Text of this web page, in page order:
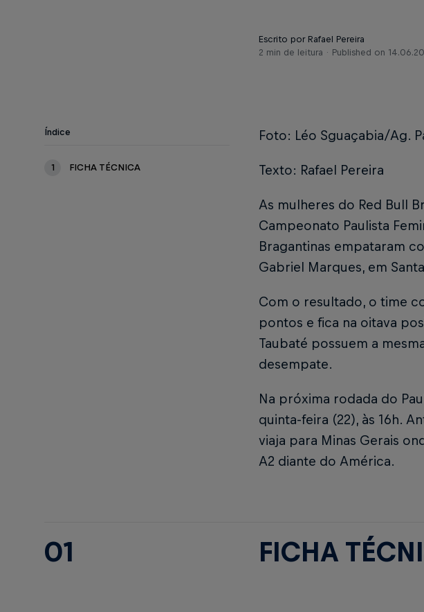
Escrito por Rafael Pereira
2 min de leitura
Published on
Índice
1 FICHA TÉCNICA
Foto: Léo Sguaçabia/Ag.
Texto: Rafael Pereira
As mulheres do Red Bull
Campeonato Paulista
Bragantinas empataram
Gabriel Marques, em
Com o resultado, o time
pontos e fica na oitava
Taubaté possuem a
desempate.
Na próxima rodada do
quinta-feira (22), às 16h.
viaja para Minas Gerais
A2 diante do América.
01 FICHA